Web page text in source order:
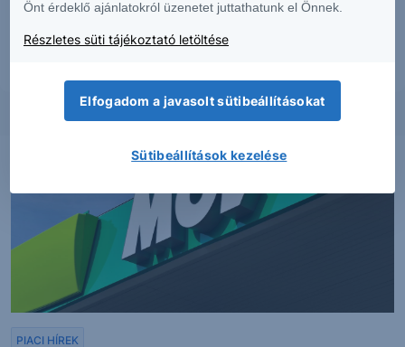
kiadásuk időpontjában érvényesek. További részletek:Erste Market
tájékoztatásról szólóhirdetményében.
PIACI HÍREK
Önt érdeklő ajánlatokról üzenetet juttathatunk el Önnek.
Részletes süti tájékoztató letöltése
Elfogadom a javasolt sütibeállításokat
Sütibeállítások kezelése